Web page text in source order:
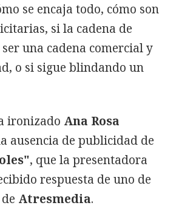
se encaja todo, cómo son
si la cadena de
una cadena comercial y
o si sigue blindando un
ironizado Ana Rosa
ausencia de publicidad de
, que la presentadora
respuesta de uno de
Atresmedia.